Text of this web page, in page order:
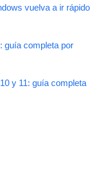
vuelva a ir rápido
guía completa por
y 11: guía completa